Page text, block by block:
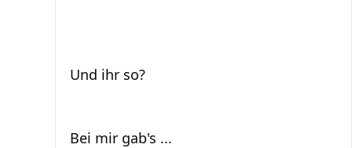
Und ihr so?
Bei mir gab's ...